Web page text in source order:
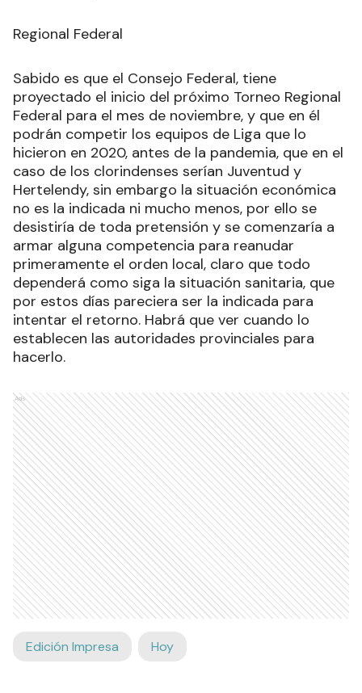
Regional Federal
Sabido es que el Consejo Federal, tiene
proyectado el inicio del próximo Torneo Regional
Federal para el mes de noviembre, y que en él
podrán competir los equipos de Liga que lo
hicieron en 2020, antes de la pandemia, que en el
caso de los clorindenses serían Juventud y
Hertelendy, sin embargo la situación económica
no es la indicada ni mucho menos, por ello se
desistiría de toda pretensión y se comenzaría a
armar alguna competencia para reanudar
primeramente el orden local, claro que todo
dependerá como siga la situación sanitaria, que
por estos días pareciera ser la indicada para
intentar el retorno. Habrá que ver cuando lo
establecen las autoridades provinciales para
hacerlo.
Ads
Edición Impresa Hoy